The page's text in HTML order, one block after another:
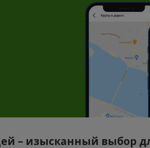
– изысканный выбор